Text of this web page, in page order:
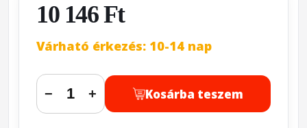
10 146 Ft
Várható érkezés: 10-14 nap
− + Kosárba teszem